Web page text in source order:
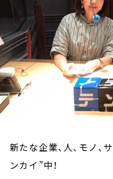
会社情報
新たな企業、人、モノ、
ンカイ”中！